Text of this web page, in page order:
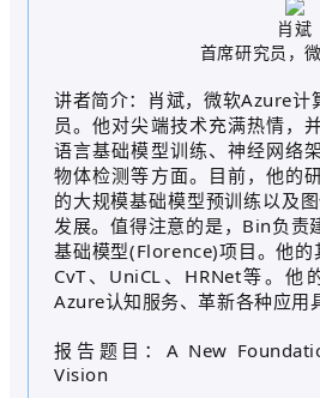
肖斌
首席研究员，
讲者简介：肖斌，微软Azure计
员。他对尖端技术充满热情，
语言基础模型训练、神经网络
物体检测等方面。目前，他的
的大规模基础模型预训练以及
发展。值得注意的是，Bin负责
基础模型(Florence)项目。他的
CvT、UniCL、HRNet等。
Azure认知服务、革新各种应用
报告题目：A New
Vision